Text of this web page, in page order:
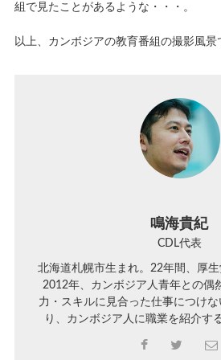
組で見たことがあるような・・・。
以上、カンボジアの教育番組の撮影風景
鳴海貴紀
CDL代表
北海道札幌市生まれ。22年間、厚生
2012年、カンボジア人青年との偶
力・スキルに見合った仕事につけ
り、カンボジア人に職業を紹介す